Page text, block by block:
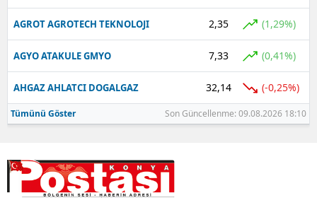
AGROT AGROTECH TEKNOLOJI 2,35 (1,29%)
AGYO ATAKULE GMYO 7,33 (0,41%)
AHGAZ AHLATCI DOGALGAZ 32,14 (-0,25%)
Tümünü Göster Son Güncellenme: 09.08.2026 18:10